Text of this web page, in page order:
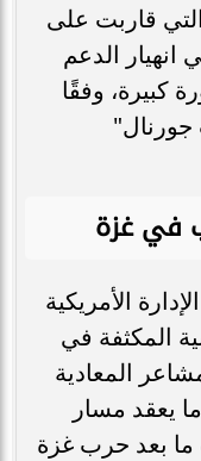
قاربت على
الدعم
كبيرة، وفقًا
في غزة
الأمريكية
المكثفة في
المعادية
يعقد مسار
بعد حرب غزة